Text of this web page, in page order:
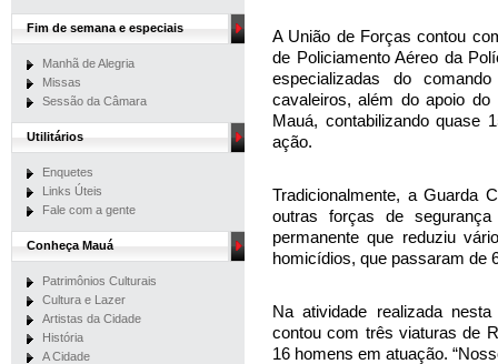
Fim de semana e especiais
Manhã de Alegria
Missas
Sessão da Câmara
Utilitários
Enquetes
Links Úteis
Fale com a gente
Conheça Mauá
Patrimônios Culturais
Cultura e Lazer
Artistas da Cidade
História
A Cidade
A União de Forças contou
de Policiamento Aéreo da
especializadas do
cavaleiros, além do apoio do
Mauá, contabilizando quase
ação.
Tradicionalmente, a Guarda
outras forças de
permanente que reduziu
homicídios, que passaram de
Na atividade realizada
contou com três viaturas de
16 homens em atuação.